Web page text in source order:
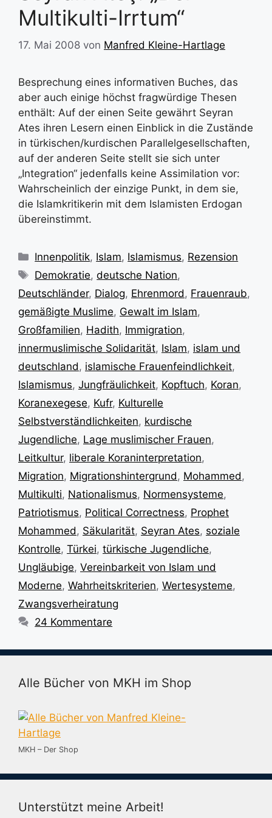
Multikulti-Irrtum“
17. Mai 2008 von Manfred Kleine-Hartlage
Besprechung eines informativen Buches, das
aber auch einige höchst fragwürdige Thesen
enthält: Auf der einen Seite gewährt Seyran
Ates ihren Lesern einen Einblick in die Zustände
in türkischen/kurdischen Parallelgesellschaften,
auf der anderen Seite stellt sie sich unter
„Integration“ jedenfalls keine Assimilation vor:
Wahrscheinlich der einzige Punkt, in dem sie,
die Islamkritikerin mit dem Islamisten Erdogan
übereinstimmt.
Kategorien
Innenpolitik, Islam, Islamismus, Rezension
Schlagwörter
Demokratie,deutsche Nation,
Deutschländer, Dialog, Ehrenmord , Frauenraub,
gemäßigte Muslime, Gewalt im Islam,
Großfamilien, Hadith, Immigration,
innermuslimische Solidarität, Islam, islam und
deutschland , islamische Frauenfeindlichkeit,
Islamismus, Jungfräulichkeit, Kopftuch, Koran,
Koranexegese, Kufr, Kulturelle
Selbstverständlichkeiten, kurdische
Jugendliche, Lage muslimischer Frauen,
Leitkultur, liberale Koraninterpretation,
Migration, Migrationshintergrund , Mohammed ,
Multikulti, Nationalismus, Normensysteme,
Patriotismus, Political Correctness, Prophet
Mohammed , Säkularität, Seyran Ates, soziale
Kontrolle, Türkei, türkische Jugendliche,
Ungläubige, Vereinbarkeit von Islam und
Moderne, Wahrheitskriterien, Wertesysteme,
Zwangsverheiratung
24 Kommentare
Alle Bücher von MKH im Shop
MKH – Der Shop
Unterstützt meine Arbeit!